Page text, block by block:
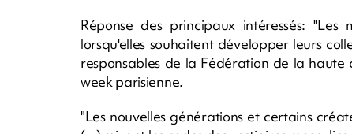
Réponse des principaux intéressés:
lorsqu'elles souhaitent développer leurs
responsables de la Fédération de la
week parisienne.
"Les nouvelles générations et certains